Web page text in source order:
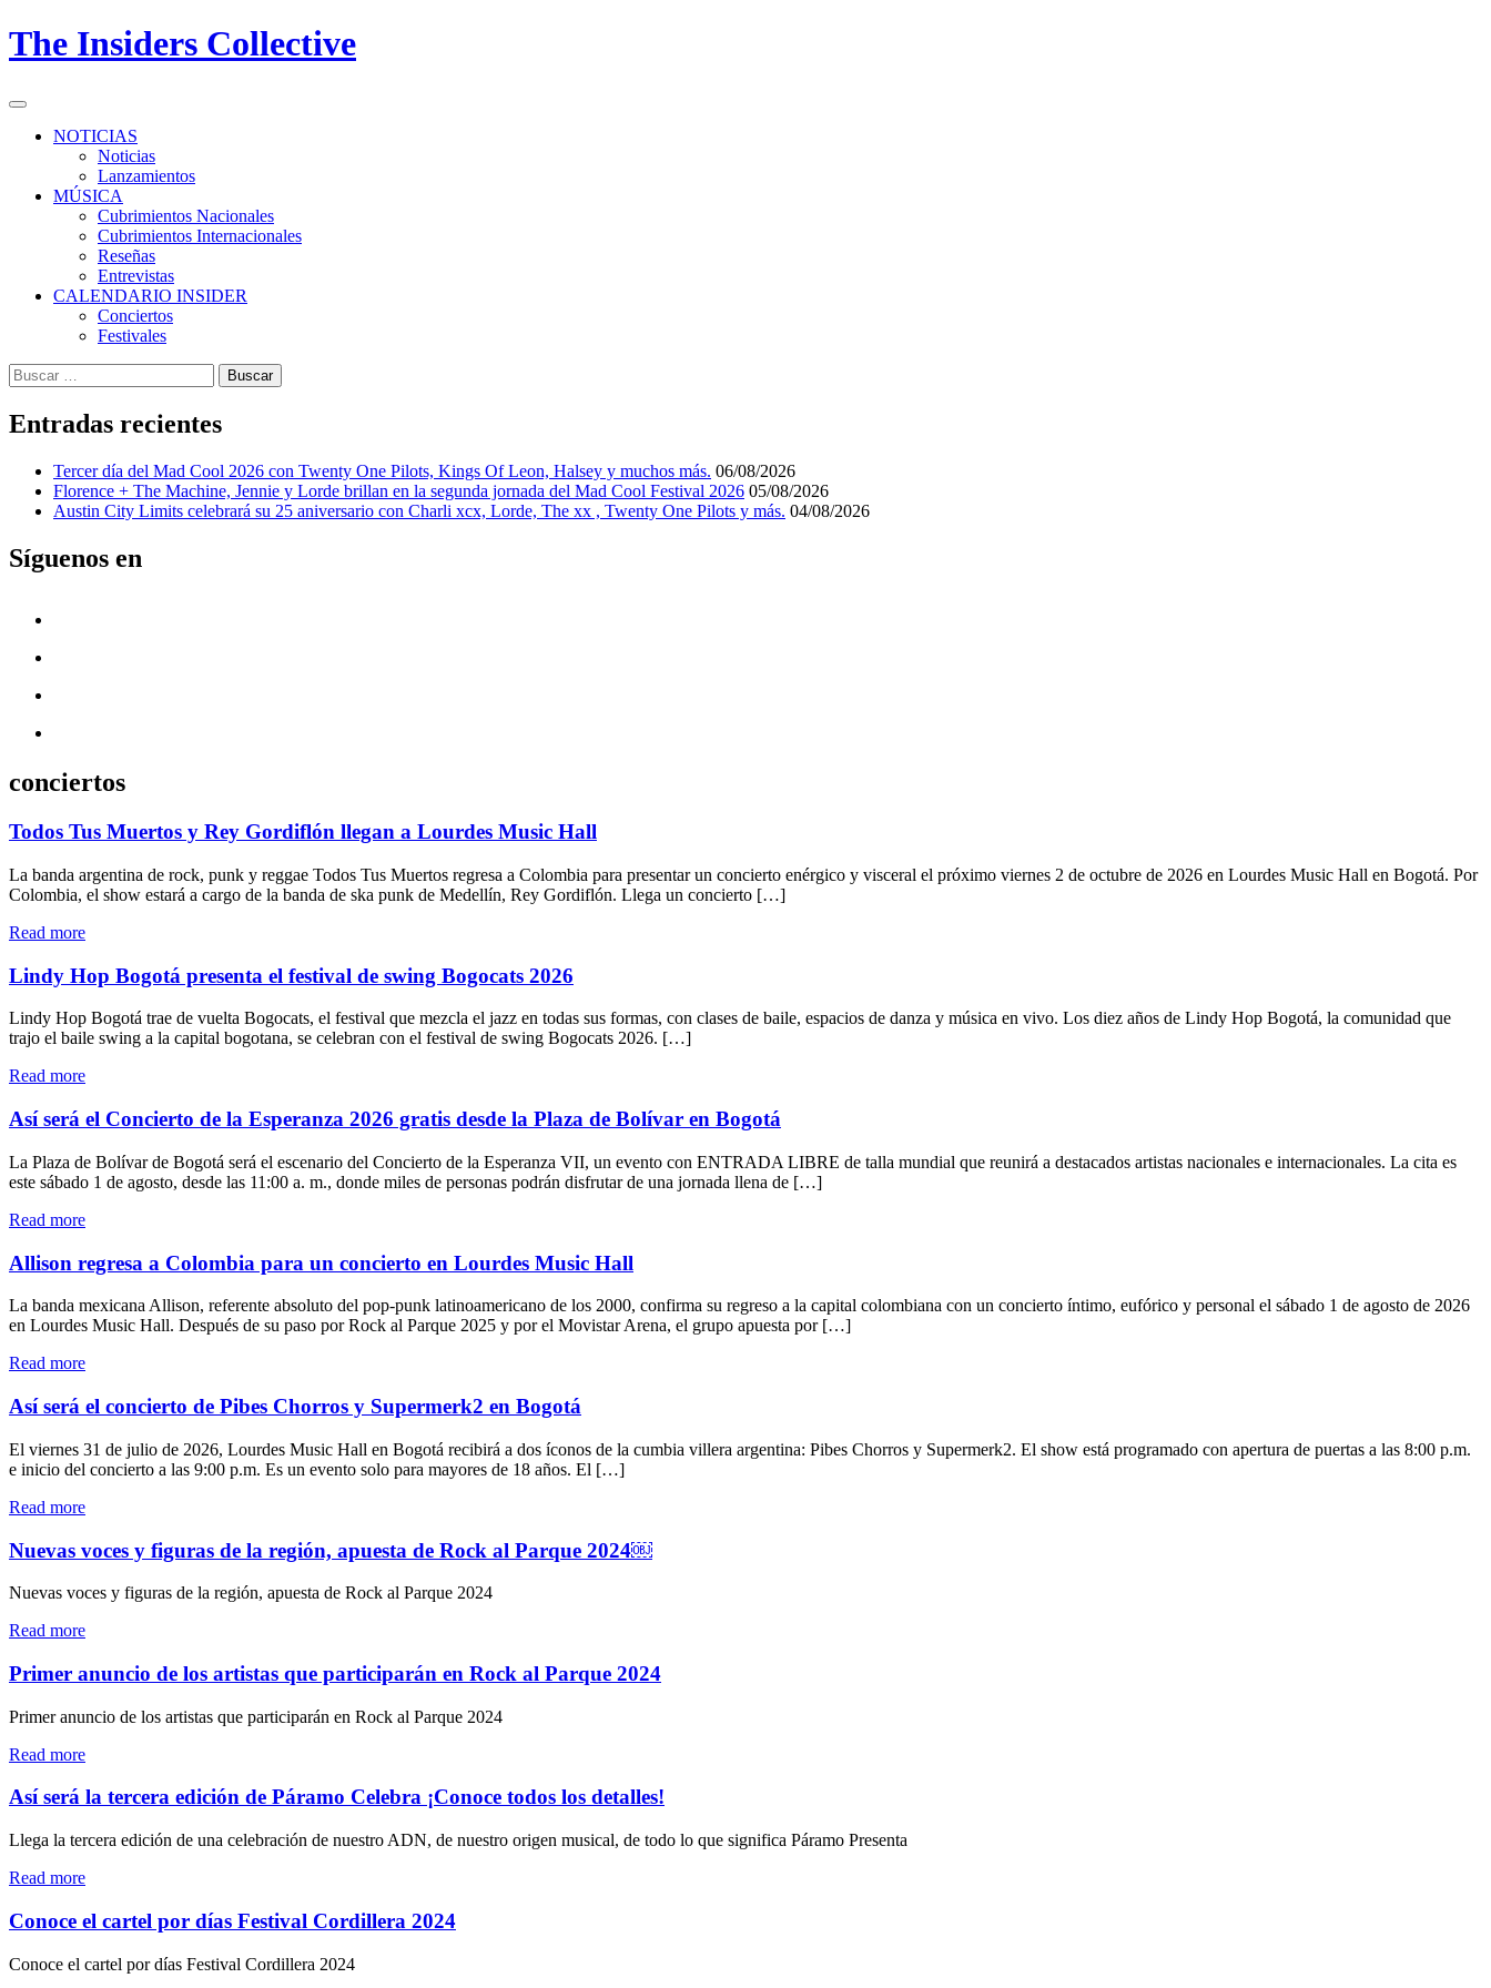
Skip
to
The Insiders Collective
Primary
NOTICIAS
Noticias
Lanzamientos
MÚSICA
Cubrimientos Nacionales
Cubrimientos Internacionales
Reseñas
Entrevistas
CALENDARIO INSIDER
Conciertos
Festivales
Buscar:
Entradas recientes
Tercer día del Mad Cool 2026 con Twenty One Pilots, Kings Of Leon, Halsey y muchos más. 06/08/2026
Florence + The Machine, Jennie y Lorde brillan en la segunda jornada del Mad Cool Festival 2026 05/08/2026
Austin City Limits celebrará su 25 aniversario con Charli xcx, Lorde, The xx , Twenty One Pilots y más. 04/08/2026
Síguenos en
conciertos
Todos Tus Muertos y Rey Gordiflón llegan a Lourdes Music Hall
La banda argentina de rock, punk y reggae Todos Tus Muertos regresa a Colombia para presentar un concierto enérgico y visceral el próximo viernes 2 de octubre de 2026 en Lourdes Music Hall en Bogotá. Por
Colombia, el show estará a cargo de la banda de ska punk de Medellín, Rey Gordiflón. Llega un concierto […]
Read more"Todos
Muertos
y
Rey
Gordiflón
a
Music
Hall"
Lindy Hop Bogotá presenta el festival de swing Bogocats 2026
Lindy Hop Bogotá trae de vuelta Bogocats, el festival que mezcla el jazz en todas sus formas, con clases de baile, espacios de danza y música en vivo. Los diez años de Lindy Hop Bogotá, la comunidad que
trajo el baile swing a la capital bogotana, se celebran con el festival de swing Bogocats 2026. […]
Read more"Lindy
Bogotá
el
festival
swing
2026"
Así será el Concierto de la Esperanza 2026 gratis desde la Plaza de Bolívar en Bogotá
La Plaza de Bolívar de Bogotá será el escenario del Concierto de la Esperanza VII, un evento con ENTRADA LIBRE de talla mundial que reunirá a destacados artistas nacionales e internacionales. La cita es
este sábado 1 de agosto, desde las 11:00 a. m., donde miles de personas podrán disfrutar de una jornada llena de […]
Read more"Así
el
Concierto
de
la
2026
desde
la
de
Bolívar
Bogotá"
Allison regresa a Colombia para un concierto en Lourdes Music Hall
La banda mexicana Allison, referente absoluto del pop-punk latinoamericano de los 2000, confirma su regreso a la capital colombiana con un concierto íntimo, eufórico y personal el sábado 1 de agosto de 2026
en Lourdes Music Hall. Después de su paso por Rock al Parque 2025 y por el Movistar Arena, el grupo apuesta por […]
Read more"Allison
a
Colombia
para
un
concierto
en
Lourdes
Hall"
Así será el concierto de Pibes Chorros y Supermerk2 en Bogotá
El viernes 31 de julio de 2026, Lourdes Music Hall en Bogotá recibirá a dos íconos de la cumbia villera argentina: Pibes Chorros y Supermerk2. El show está programado con apertura de puertas a las 8:00 p.m.
e inicio del concierto a las 9:00 p.m. Es un evento solo para mayores de 18 años. El […]
Read more"Así
el
concierto
de
Pibes
Chorros
Supermerk2
en
Nuevas voces y figuras de la región, apuesta de Rock al Parque 2024￼
Nuevas voces y figuras de la región, apuesta de Rock al Parque 2024
Read more"Nuevas
y
figuras
la
región,
apuesta
de
Rock
Parque
￼"
Primer anuncio de los artistas que participarán en Rock al Parque 2024
Primer anuncio de los artistas que participarán en Rock al Parque 2024
Read more"Primer
de
artistas
participarán
Rock
al
2024"
Así será la tercera edición de Páramo Celebra ¡Conoce todos los detalles!
Llega la tercera edición de una celebración de nuestro ADN, de nuestro origen musical, de todo lo que significa Páramo Presenta
Read more"Así
la
tercera
edición
de
Conoce el cartel por días Festival Cordillera 2024
Conoce el cartel por días Festival Cordillera 2024